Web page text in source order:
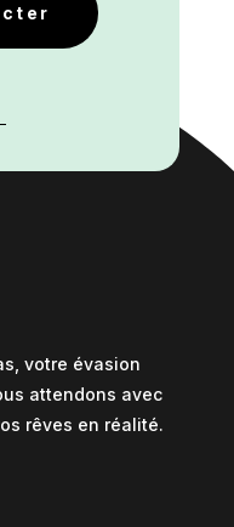
votre évasion
attendons avec
rêves en réalité.